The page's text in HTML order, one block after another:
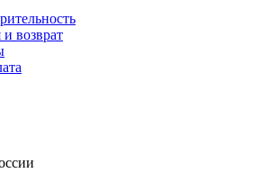
возврат